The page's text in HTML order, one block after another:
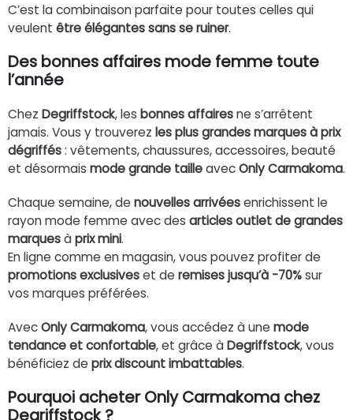
C’est la combinaison parfaite pour toutes celles qui
veulent être élégantes sans se ruiner.
Des bonnes affaires mode femme toute
l’année
Chez Degriffstock, les bonnes affairesne s’arrêtent
jamais. Vous y trouverez les plus grandes marques à prix
dégriffés: vêtements, chaussures, accessoires, beauté
et désormais mode grande tailleavecOnly Carmakoma.
Chaque semaine, de nouvelles arrivéesenrichissent le
rayon mode femme avec des articles outlet de grandes
marquesàprix mini.
En ligne comme en magasin, vous pouvez profiter de
promotions exclusiveset de remises jusqu’à -70%sur
vos marques préférées.
AvecOnly Carmakoma, vous accédez à une mode
tendance et confortable, et grâce àDegriffstock, vous
bénéficiez de prix discount imbattables.
Pourquoi acheter Only Carmakoma chez
Degriffstock ?